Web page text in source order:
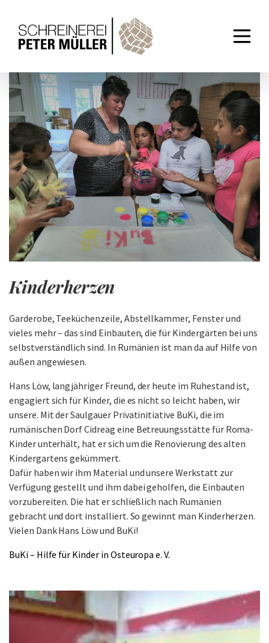
Kinderherzen
Garderobe, Teeküchenzeile, Abstellkammer, Fenster und
vieles mehr – das sind Einbauten, die für Kindergärten bei uns
selbstverständlich sind. In Rumänien ist man da auf Hilfe von
außen angewiesen.
Hans Löw, langjähriger Freund, der heute im Ruhestand ist,
engagiert sich für Kinder, die es nicht so leicht haben, wir
unsere. Mit der Saulgauer Privatinitiative BuKi, die im
rumänischen Dorf Cidreag eine Betreuungsstätte für Roma-
Kinder unterhält, hat er sich um die Renovierung des alten
Kindergartens gekümmert.
Dafür haben wir ihm Material und unsere Werkstatt zur
Verfügung gestellt und ihm dabei geholfen, die Einbauten
vorzubereiten. Die hat er schließlich nach Rumänien
gebracht und dort installiert. So gewinnt man Kinderherzen.
Vielen Dank Hans Löw und BuKi!
BuKi – Hilfe für Kinder in Osteuropa e. V.